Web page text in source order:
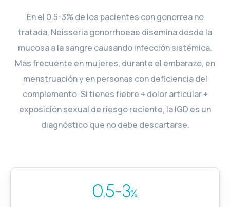
En el 0.5-3% de los pacientes con gonorrea no
tratada, Neisseria gonorrhoeae disemina desde la
mucosa a la sangre causando infección sistémica.
Más frecuente en mujeres, durante el embarazo, en
menstruación y en personas con deficiencia del
complemento. Si tienes fiebre + dolor articular +
exposición sexual de riesgo reciente, la IGD es un
diagnóstico que no debe descartarse.
0.5-3%